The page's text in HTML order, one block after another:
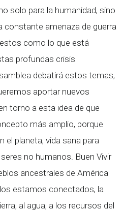
solo para la humanidad, sino
constante amenaza de guerra
como lo que está
profundas crisis
debatirá estos temas,
aportar nuevos
torno a esta idea de que
más amplio, porque
el planeta, vida sana para
no humanos. Buen Vivir
ancestrales de América
estamos conectados, la
al agua, a los recursos del